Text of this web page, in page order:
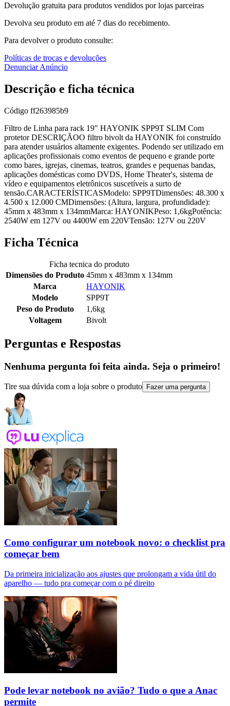
Devolução gratuita para produtos vendidos por lojas parceiras
Devolva seu produto em até 7 dias do recebimento.
Para devolver o produto consulte:
Políticas de trocas e devoluções
Denunciar Anúncio
Descrição e ficha técnica
Código ff263985b9
Filtro de Linha para rack 19" HAYONIK SPP9T SLIM Com
protetor DESCRIÇÃOO filtro bivolt da HAYONIK foi construído
para atender usuários altamente exigentes. Podendo ser utilizado em
aplicações profissionais como eventos de pequeno e grande porte
como bares, igrejas, cinemas, teatros, grandes e pequenas bandas,
aplicações domésticas como DVDS, Home Theater's, sistema de
vídeo e equipamentos eletrônicos suscetíveis a surto de
tensão.CARACTERÍSTICASModelo: SPP9TDimensões: 48.300 x
4.500 x 12.000 CMDimensões: (Altura, largura, profundidade):
45mm x 483mm x 134mmMarca: HAYONIKPeso: 1,6kgPotência:
2540W em 127V ou 4400W em 220VTensão: 127V ou 220V
Ficha Técnica
Ficha tecnica do produto
Dimensões do Produto 45mm x 483mm x 134mm
Marca
HAYONIK
Modelo
SPP9T
Peso do Produto
1,6kg
Voltagem
Bivolt
Perguntas e Respostas
Nenhuma pergunta foi feita ainda. Seja o primeiro!
Tire sua dúvida com a loja sobre o produto Fazer uma pergunta
Como configurar um notebook novo: o checklist pra
começar bem
Da primeira inicialização aos ajustes que prolongam a vida útil do
aparelho — tudo pra começar com o pé direito
Pode levar notebook no avião? Tudo o que a Anac
permite